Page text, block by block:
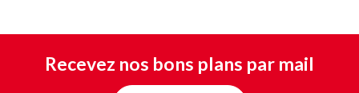
Recevez nos bons plans par mail